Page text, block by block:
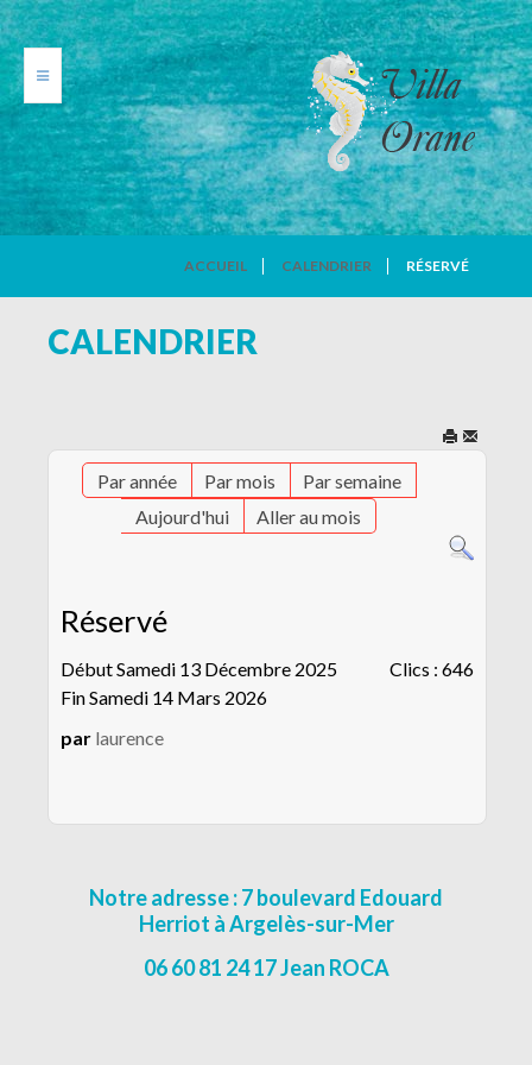
AVIS DE VACANCIERS
CONTACT
ACCUEIL CALENDRIER RÉSERVÉ
CALENDRIER
Par année Par mois
Par semaine
Aujourd'hui
Aller au mois
Réservé
Début Samedi 13 Décembre 2025
Fin Samedi 14 Mars 2026
Clics : 646
par laurence
Notre adresse : 7 boulevard Edouard
Herriot à Argelès-sur-Mer
06 60 81 24 17 Jean ROCA